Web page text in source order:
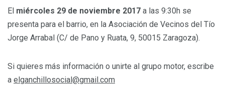
El miércoles 29 de noviembre 2017 a las 9:30h se
presenta para el barrio, en la Asociación de Vecinos del Tío
Jorge Arrabal (C/ de Pano y Ruata, 9, 50015 Zaragoza).
Si quieres más información o unirte al grupo motor, escribe
a elganchillosocial@gmail.com